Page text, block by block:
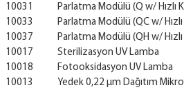
10031
Parlatma Modülü (Q w/ Hızlı
10033
Parlatma Modülü (QC w/
10037
Parlatma Modülü (QH w/
10017
Sterilizasyon UV Lamba
10018
Fotooksidasyon UV Lamba
10013
Yedek 0,22 µm Dağıtım